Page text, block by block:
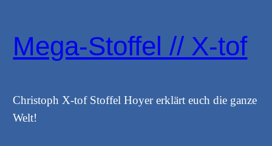
springen
Mega-Stoffel // X-tof
Christoph X-tof Stoffel Hoyer erklärt euch die ganze
Welt!